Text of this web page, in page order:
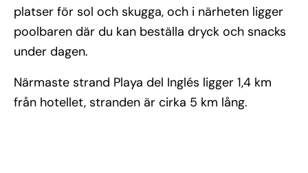
platser för sol och skugga, och i närheten ligger
poolbaren där du kan beställa dryck och snacks
under dagen.
Närmaste strand Playa del Inglés ligger 1,4 km
från hotellet, stranden är cirka 5 km lång.